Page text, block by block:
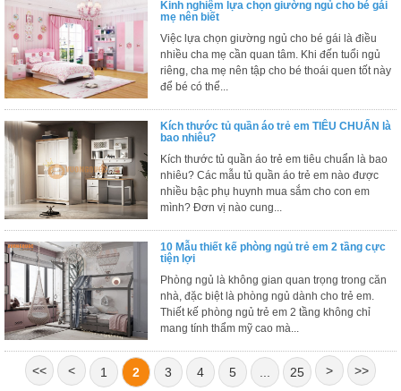
trang
Nội
Thất
Nhà
Hàng
Nội
Thất
Nhà
Hàng
Kinh nghiệm lựa chọn giường ngủ cho bé gái
mẹ nên biết
Việc lựa chọn giường ngủ cho bé gái là điều
nhiều cha mẹ cần quan tâm. Khi đến tuổi ngủ
riêng, cha mẹ nên tập cho bé thoái quen tốt này
để bé có thể...
Kích thước tủ quần áo trẻ em TIÊU CHUẨN là
bao nhiêu?
Kích thước tủ quần áo trẻ em tiêu chuẩn là bao
nhiêu? Các mẫu tủ quần áo trẻ em nào được
nhiều bậc phụ huynh mua sắm cho con em
mình? Đơn vị nào cung...
10 Mẫu thiết kế phòng ngủ trẻ em 2 tầng cực
tiện lợi
Phòng ngủ là không gian quan trọng trong căn
nhà, đặc biệt là phòng ngủ dành cho trẻ em.
Thiết kế phòng ngủ trẻ em 2 tầng không chỉ
mang tính thẩm mỹ cao mà...
<< < 1 2 3 4 5 ... 25 > >>